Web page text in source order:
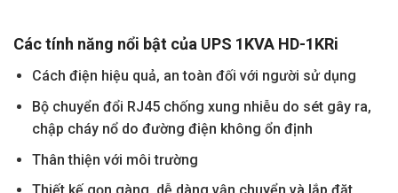
Các tính năng nổi bật của UPS 1KVA HD-1KRi
Cách điện hiệu quả, an toàn đối với người sử dụng
Bộ chuyển đổi RJ45 chống xung nhiễu do sét gây ra,
chập cháy nổ do đường điện không ổn định
Thân thiện với môi trường